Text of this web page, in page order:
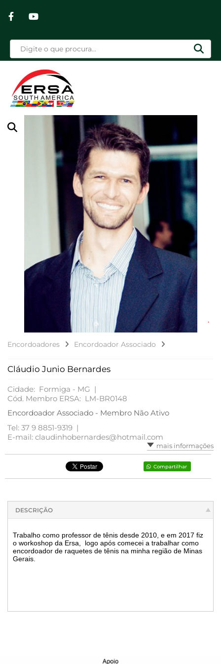
Encordoadores Encordoador Associado
Cláudio Junio Bernardes
Cidade: Formiga - MG |
Cód. Membro ERSA: LM-BR0148
Encordoador Associado - Membro Não Ativo
Tel: 37 9 8851-9319 |
E-mail: claudinhobernardes@hotmail.com
mais informações
Compartilhar
DESCRIÇÃO
Trabalho como professor de tênis desde 2010, e em 2017 fiz
o workoshop da Ersa, logo após comecei a trabalhar como
encordoador de raquetes de tênis na minha região de Minas
Gerais.